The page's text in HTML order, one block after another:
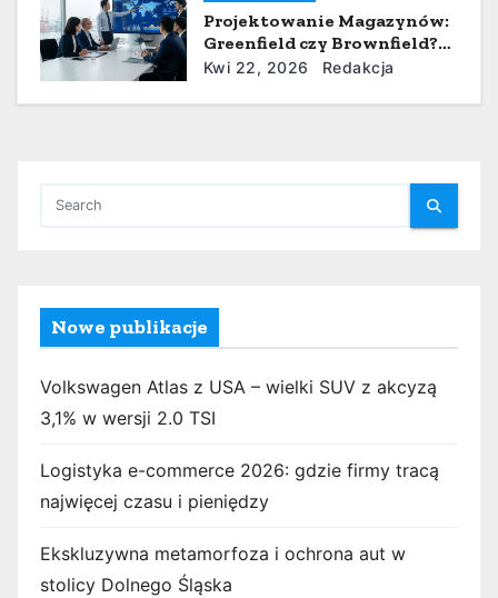
Projektowanie Magazynów:
Greenfield czy Brownfield?
Rola Doradztwa,
WMS
Kwi 22, 2026 Redakcja
Nowe publikacje
Volkswagen Atlas z USA – wielki SUV z akcyzą
3,1% w wersji 2.0 TSI
Logistyka e-commerce 2026: gdzie firmy tracą
najwięcej czasu i pieniędzy
Ekskluzywna metamorfoza i ochrona aut w
stolicy Dolnego Śląska